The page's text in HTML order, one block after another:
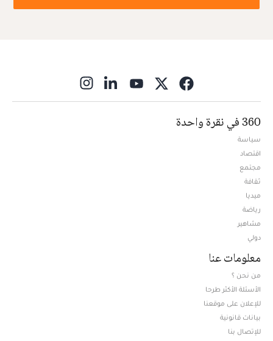
360 في نقرة واحدة
سياسة
اقتصاد
مجتمع
ثقافة
ميديا
رياضة
مشاهير
دولي
معلومات عنا
من نحن ؟
الأسئلة الأكثر طرحا
للإعلان على موقعنا
بيانات قانونية
للإتصال بنا